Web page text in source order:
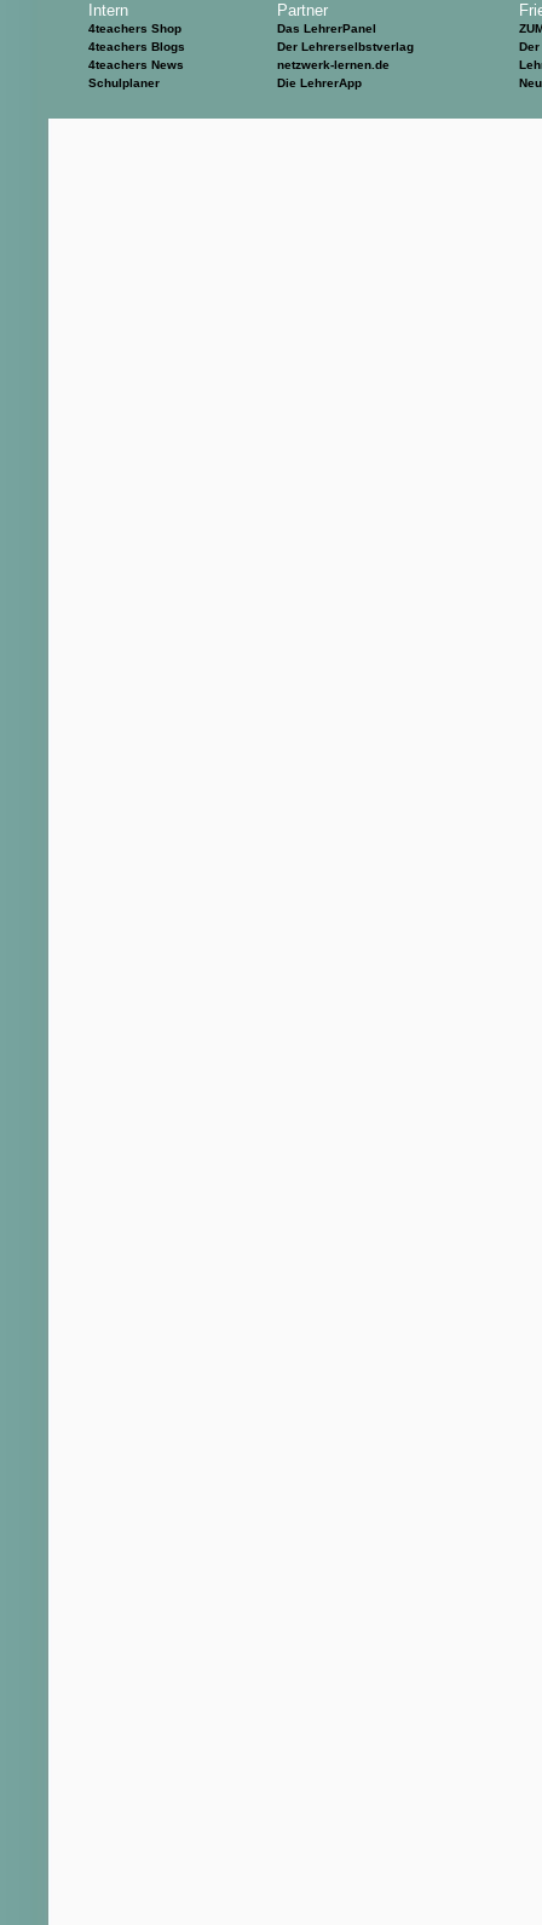
Intern
4teachers Shop
4teachers Blogs
4teachers News
Schulplaner
Partner
Das LehrerPanel
Der Lehrerselbstverlag
netzwerk-lernen.de
Die LehrerApp